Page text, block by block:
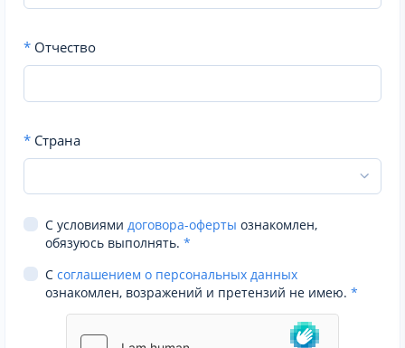
* Отчество
* Страна
С условиями договора-оферты ознакомлен,
обязуюсь выполнять. *
С соглашением о персональных данных
ознакомлен, возражений и претензий не имею. *